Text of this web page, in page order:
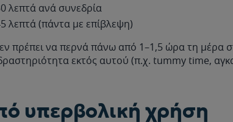
λεπτά ανά συνεδρία
λεπτά (πάντα με επίβλεψη)
πρέπει να περνά πάνω από 1–1,5 ώρα τη μέρα
εκτός αυτού (π.χ. tummy time,
υπερβολική χρήση